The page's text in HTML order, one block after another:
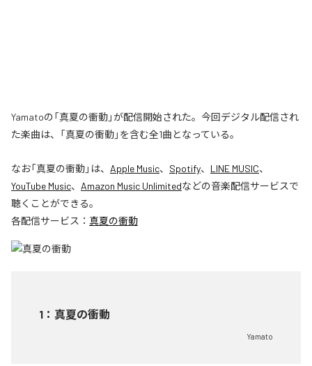
Yamatoの「真夏の衝動」が配信開始された。今回デジタル配信され
た楽曲は、「真夏の衝動」を含む全1曲となっている。
なお「真夏の衝動」は、 Apple Music、 Spotify、 LINE MUSIC、
YouTube Music、 Amazon Music Unlimitedなどの音楽配信サービスで
聴くことができる。
各配信サービス： 真夏の衝動
1 ： 真夏の衝動
Yamato